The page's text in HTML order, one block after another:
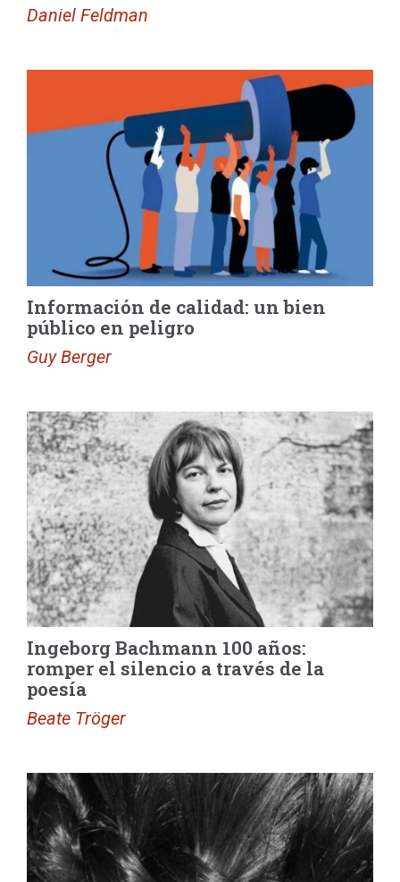
Daniel Feldman
Información de calidad: un bien
público en peligro
Guy Berger
Ingeborg Bachmann 100 años:
romper el silencio a través de la
poesía
Beate Tröger